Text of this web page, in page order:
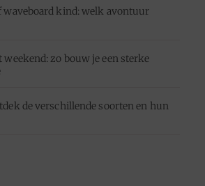
waveboard kind: welk avontuur
weekend: zo bouw je een sterke
de verschillende soorten en hun